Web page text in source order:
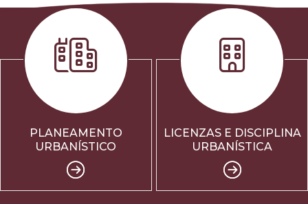
PLANEAMENTO
URBANÍSTICO
LICENZAS E DISCIPLINA
URBANÍSTICA